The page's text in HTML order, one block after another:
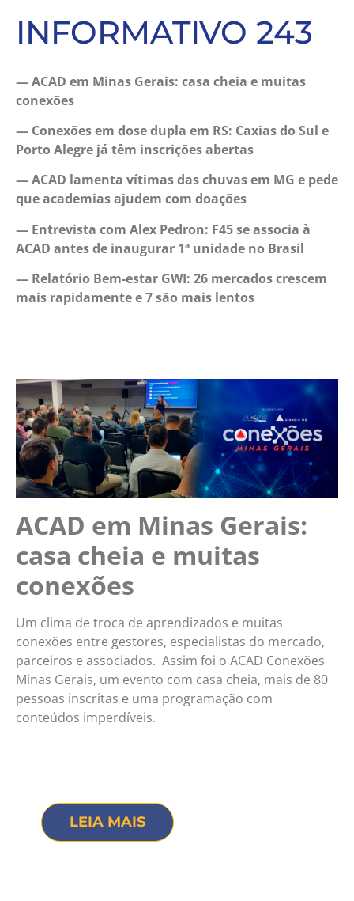
INFORMATIVO 243
— ACAD em Minas Gerais: casa cheia e muitas
conexões
— Conexões em dose dupla em RS: Caxias do Sul e
Porto Alegre já têm inscrições abertas
— ACAD lamenta vítimas das chuvas em MG e pede
que academias ajudem com doações
— Entrevista com Alex Pedron: F45 se associa à
ACAD antes de inaugurar 1ª unidade no Brasil
— Relatório Bem-estar GWI: 26 mercados crescem
mais rapidamente e 7 são mais lentos
ACAD em Minas Gerais:
casa cheia e muitas
conexões
Um clima de troca de aprendizados e muitas
conexões entre gestores, especialistas do mercado,
parceiros e associados. Assim foi o ACAD Conexões
Minas Gerais, um evento com casa cheia, mais de 80
pessoas inscritas e uma programação com
conteúdos imperdíveis.
LEIA MAIS